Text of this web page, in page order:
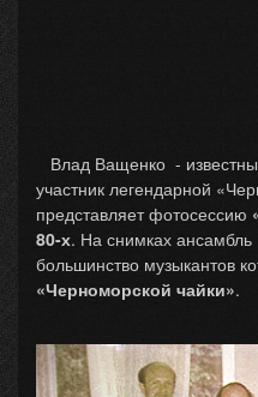
Влад Ващенко -
участник легендарной
представляет фотосессию
80-х. На снимках ансамбль
большинство музыкантов
«Черноморской чайки».